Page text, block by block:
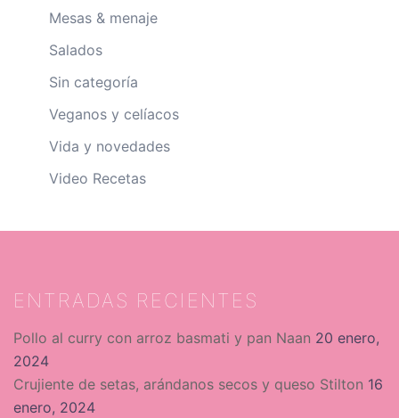
Mesas & menaje
Salados
Sin categoría
Veganos y celíacos
Vida y novedades
Video Recetas
ENTRADAS RECIENTES
Pollo al curry con arroz basmati y pan Naan 20 enero,
2024
Crujiente de setas, arándanos secos y queso Stilton 16
enero, 2024